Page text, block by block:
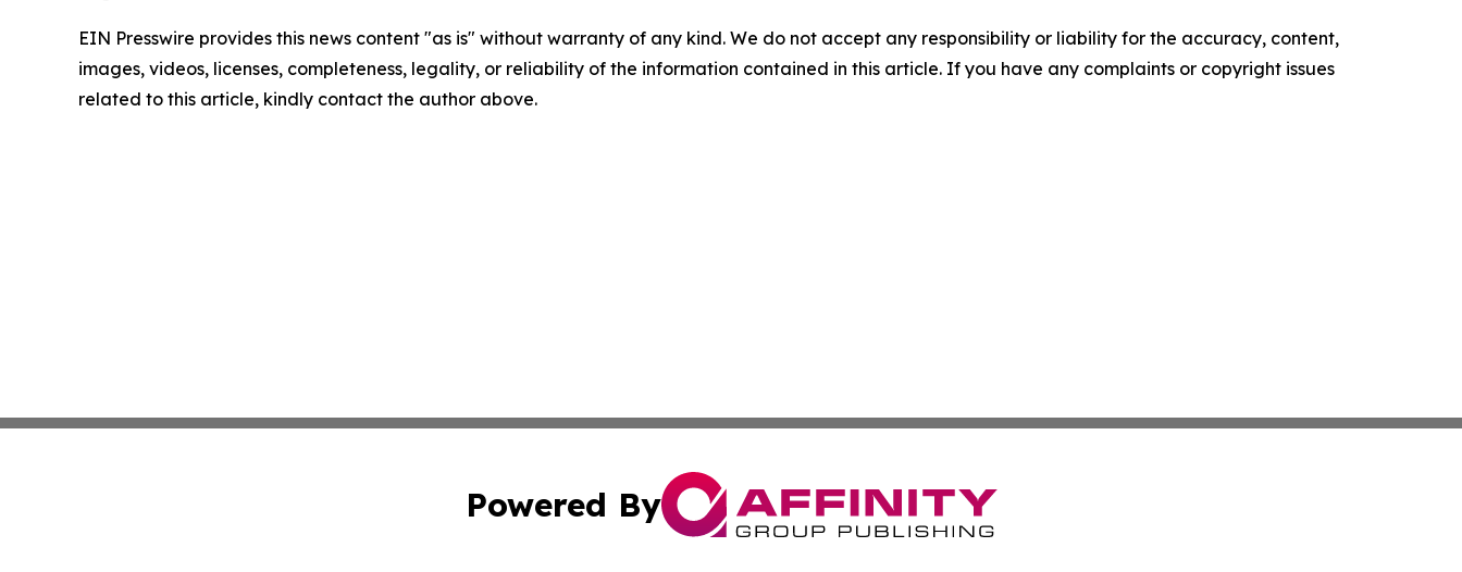
EIN Presswire provides this news content "as is" without warranty of any kind. We do not accept any responsibility or liability for the accuracy, content,
images, videos, licenses, completeness, legality, or reliability of the information contained in this article. If you have any complaints or copyright issues
related to this article, kindly contact the author above.
Powered By